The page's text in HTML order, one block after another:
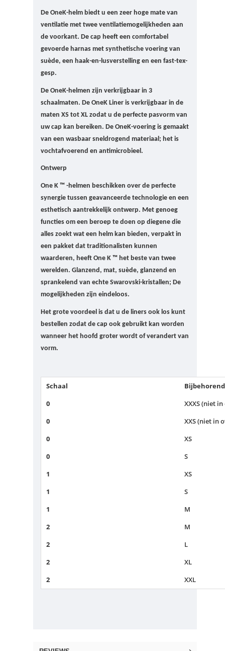
De OneK-helm biedt u een zeer hoge mate van
ventilatie met twee ventilatiemogelijkheden aan
de voorkant. De cap heeft een comfortabel
gevoerde harnas met synthetische voering van
suède, een haak-en-lusverstelling en een fast-tex-
gesp.
De OneK-helmen zijn verkrijgbaar in 3
schaalmaten. De OneK Liner is verkrijgbaar in de
maten XS tot XL zodat u de perfecte pasvorm van
uw cap kan bereiken. De OneK-voering is gemaakt
van een wasbaar sneldrogend materiaal; het is
vochtafvoerend en antimicrobieel.
Ontwerp
One K ™ -helmen beschikken over de perfecte
synergie tussen geavanceerde technologie en een
esthetisch aantrekkelijk ontwerp. Met genoeg
functies om een ​​beroep te doen op diegene die
alles zoekt wat een helm kan bieden, verpakt in
een pakket dat traditionalisten kunnen
waarderen, heeft One K ™ het beste van twee
werelden. Glanzend, mat, suède, glanzend en
sprankelend van echte Swarovski-kristallen; De
mogelijkheden zijn eindeloos.
Het grote voordeel is dat u de liners ook los kunt
bestellen zodat de cap ook gebruikt kan worden
wanneer het hoofd groter wordt of verandert van
vorm.
Schaal
0
XXXS (niet
0
XXS (niet in
0
XS
0
S
1
XS
1
S
1
M
2
M
2
L
2
XL
2
XXL